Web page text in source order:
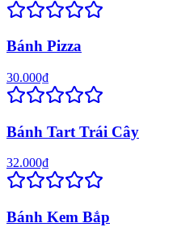
Bánh Pizza
30.000₫
Bánh Tart Trái Cây
32.000₫
Bánh Kem Bắp